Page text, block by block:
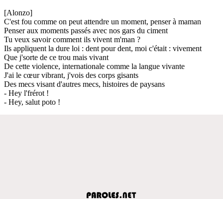
[Alonzo]
C'est fou comme on peut attendre un moment, penser à maman
Penser aux moments passés avec nos gars du ciment
Tu veux savoir comment ils vivent m'man ?
Ils appliquent la dure loi : dent pour dent, moi c'était : vivement
Que j'sorte de ce trou mais vivant
De cette violence, internationale comme la langue vivante
J'ai le cœur vibrant, j'vois des corps gisants
Des mecs visant d'autres mecs, histoires de paysans
- Hey l'frérot !
- Hey, salut poto !